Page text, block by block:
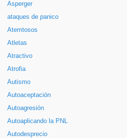
Asperger
ataques de panico
Atemtosos
Atletas
Atractivo
Atrofia
Autismo
Autoaceptación
Autoagresión
Autoaplicando la PNL
Autodesprecio